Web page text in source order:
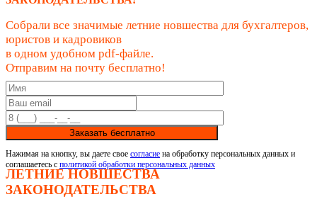
Собрали все значимые летние новшества для бухгалтеров,
юристов и кадровиков
в одном удобном pdf-файле.
Отправим на почту бесплатно!
Заказать бесплатно
Нажимая на кнопку, вы даете свое согласие на обработку персональных данных и
соглашаетесь с политикой обработки персональных данных
ЛЕТНИЕ НОВШЕСТВА
ЗАКОНОДАТЕЛЬСТВА